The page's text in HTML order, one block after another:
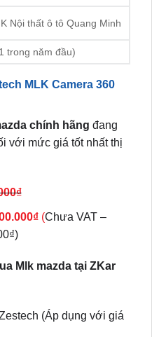
MLK Camera 360
chính hãngđang
với mức giá tốt nhất thị
Mlk mazda tại ZKar
(Áp dụng với giá